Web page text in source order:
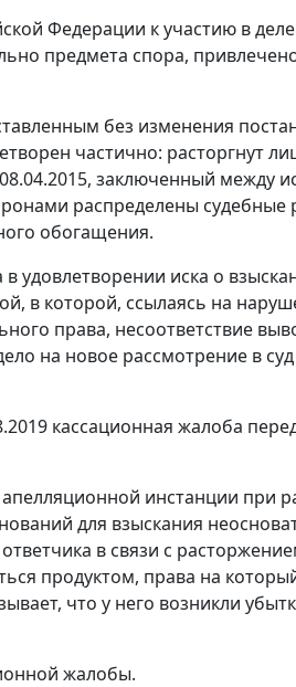
Федерации к участию в деле
предмета спора,
без изменения
частично: расторгнут
заключенный между
распределены судебные
обогащения.
удовлетворении иска о
в которой, ссылаясь на
права, несоответствие
на новое рассмотрение в
кассационная жалоба
инстанции при
для взыскания
в связи с
продуктом, права на
что у него возникли
жалобы.